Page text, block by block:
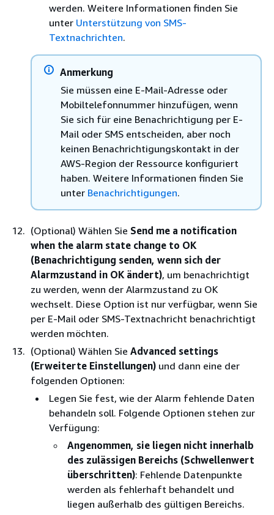
werden. Weitere Informationen finden Sie
unter Unterstützung von SMS-
Textnachrichten.
Anmerkung
Sie müssen eine E-Mail-Adresse oder
Mobiltelefonnummer hinzufügen, wenn
Sie sich für eine Benachrichtigung per E-
Mail oder SMS entscheiden, aber noch
keinen Benachrichtigungskontakt in der
AWS-Region der Ressource konfiguriert
haben. Weitere Informationen finden Sie
unter Benachrichtigungen.
(Optional) Wählen Sie Send me a notification
when the alarm state change to OK
(Benachrichtigung senden, wenn sich der
Alarmzustand in OK ändert), um benachrichtigt
zu werden, wenn der Alarmzustand zu OK
wechselt. Diese Option ist nur verfügbar, wenn Sie
per E-Mail oder SMS-Textnachricht benachrichtigt
werden möchten.
(Optional) Wählen Sie Advanced settings
(Erweiterte Einstellungen) und dann eine der
folgenden Optionen:
Legen Sie fest, wie der Alarm fehlende Daten
behandeln soll. Folgende Optionen stehen zur
Verfügung:
Angenommen, sie liegen nicht innerhalb
des zulässigen Bereichs (Schwellenwert
überschritten): Fehlende Datenpunkte
werden als fehlerhaft behandelt und
liegen außerhalb des gültigen Bereichs.